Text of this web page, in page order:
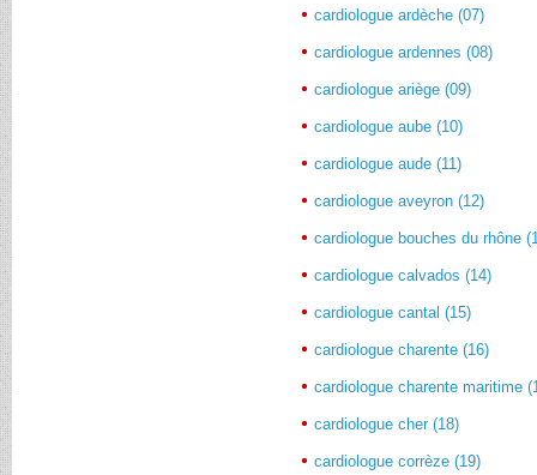
cardiologue ardèche (07)
cardiologue ardennes (08)
cardiologue ariège (09)
cardiologue aube (10)
cardiologue aude (11)
cardiologue aveyron (12)
cardiologue bouches du rhône
cardiologue calvados (14)
cardiologue cantal (15)
cardiologue charente (16)
cardiologue charente maritime
cardiologue cher (18)
cardiologue corrèze (19)